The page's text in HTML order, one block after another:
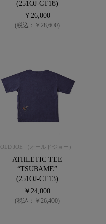
(251OJ-CT18)
￥26,000
(税込：￥28,600)
OLD JOE （オールドジョー）
ATHLETIC TEE
“TSUBAME”
(251OJ-CT13)
￥24,000
(税込：￥26,400)